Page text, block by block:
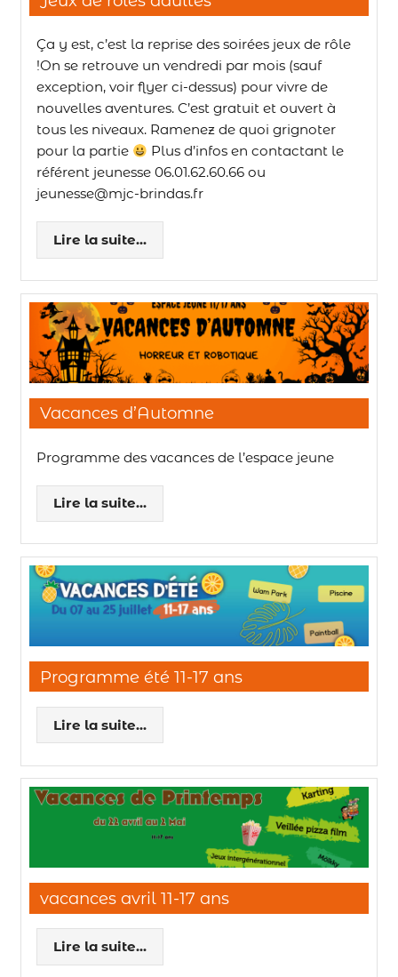
Ça y est, c’est la reprise des soirées jeux de rôle
!On se retrouve un vendredi par mois (sauf
exception, voir flyer ci-dessus) pour vivre de
nouvelles aventures. C’est gratuit et ouvert à
tous les niveaux. Ramenez de quoi grignoter
pour la partie
Plus d’infos en contactant le
référent jeunesse 06.01.62.60.66 ou
jeunesse@mjc-brindas.fr
Lire la suite...
Vacances d’Automne
Programme des vacances de l’espace jeune
Lire la suite...
Programme été 11-17 ans
Lire la suite...
vacances avril 11-17 ans
Lire la suite...